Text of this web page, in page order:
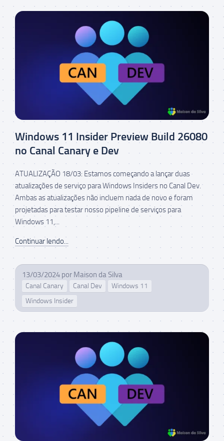
Windows 11 Insider Preview Build 26080
no Canal Canary e Dev
ATUALIZAÇÃO 18/03: Estamos começando a lançar duas
atualizações de serviço para Windows Insiders no Canal Dev.
Ambas as atualizações não incluem nada de novo e foram
projetadas para testar nosso pipeline de serviços para
Windows 11,...
Continuar lendo...
13/03/2024 por Maison da Silva
Canal Canary Canal Dev
Windows 11
Windows Insider